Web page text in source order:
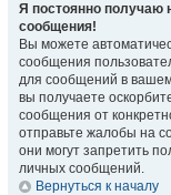
Я постоянно
сообщения!
Вы можете
сообщения
для сообщений в
вы получаете
сообщения от
отправьте жалобы на
они могут запретить
личных сообщений.
Вернуться к началу